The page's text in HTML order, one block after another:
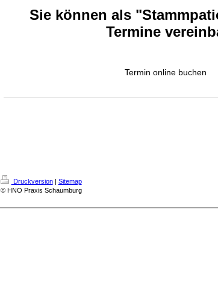
Sie können als
Termine
Termin online buchen
Druckversion | Sitemap
© HNO Praxis Schaumburg